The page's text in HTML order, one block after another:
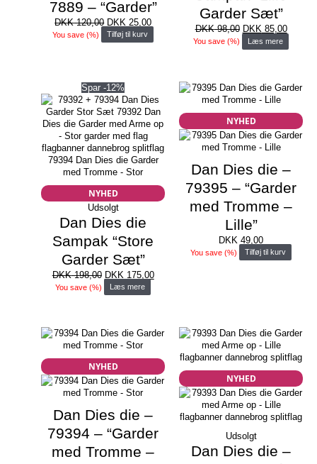
7889 – “Garder”
DKK120,00 Den
oprindelige
pris
DKK 25,00Den
pris
You save(%) Tilføj til kurv
Garder Sæt”
DKK98,00 Den
oprindelige
pris
DKK85,00Den
pris
You save (%) Læs mere
Spar -12%
NYHED
Udsolgt
Dan Dies die
Sampak “Store
Garder Sæt”
DKK198,00 Den
oprindelige
pris
DKK 175,00Den
You save(%) Læs mere
NYHED
Dan Dies die –
79395 – “Garder
med Tromme –
Lille”
DKK 49,00
You save (%) Tilføj til kurv
NYHED
Dan Dies die –
79394 – “Garder
med Tromme –
NYHED
Udsolgt
Dan Dies die –